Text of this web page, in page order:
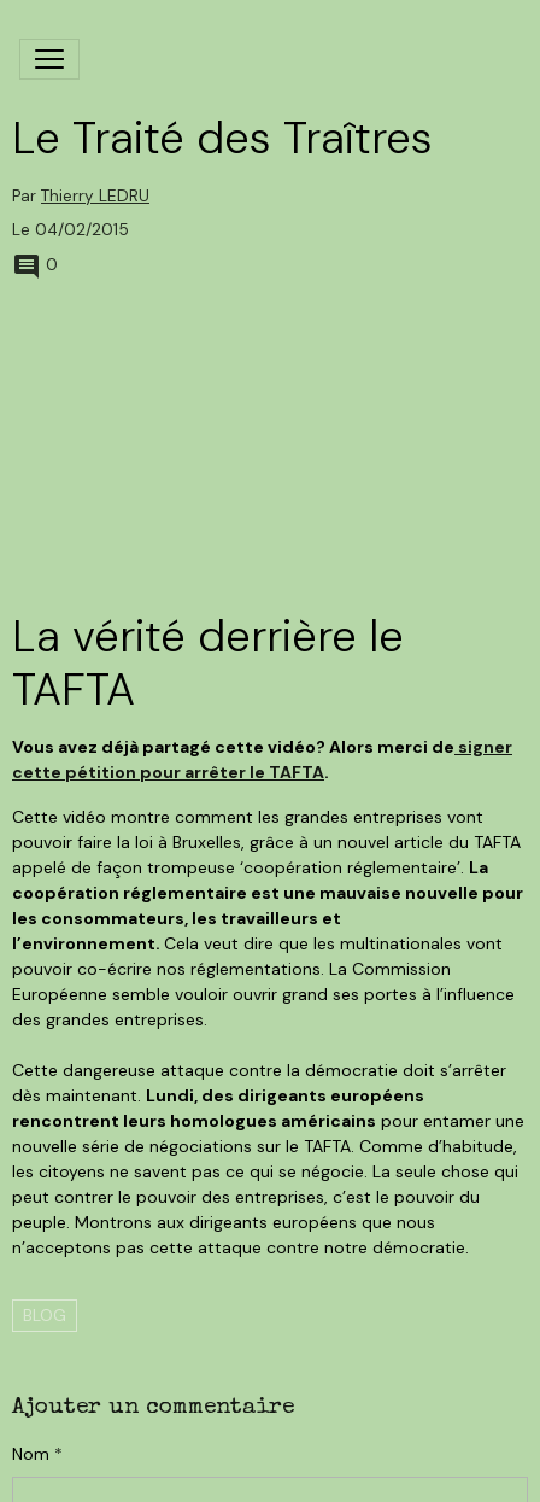
Le Traité des Traîtres
Par Thierry LEDRU
Le 04/02/2015
0
La vérité derrière le
TAFTA
Vous avez déjà partagé cette vidéo? Alors merci de signer
cette pétition pour arrêter le TAFTA.
Cette vidéo montre comment les grandes entreprises vont
pouvoir faire la loi à Bruxelles, grâce à un nouvel article du TAFTA
appelé de façon trompeuse ‘coopération réglementaire’. La
coopération réglementaire est une mauvaise nouvelle pour
les consommateurs, les travailleurs et
l’environnement. Cela veut dire que les multinationales vont
pouvoir co-écrire nos réglementations. La Commission
Européenne semble vouloir ouvrir grand ses portes à l’influence
des grandes entreprises.
Cette dangereuse attaque contre la démocratie doit s’arrêter
dès maintenant. Lundi, des dirigeants européens
rencontrent leurs homologues américains pour entamer une
nouvelle série de négociations sur le TAFTA. Comme d’habitude,
les citoyens ne savent pas ce qui se négocie. La seule chose qui
peut contrer le pouvoir des entreprises, c’est le pouvoir du
peuple. Montrons aux dirigeants européens que nous
n’acceptons pas cette attaque contre notre démocratie.
BLOG
Ajouter un commentaire
Nom